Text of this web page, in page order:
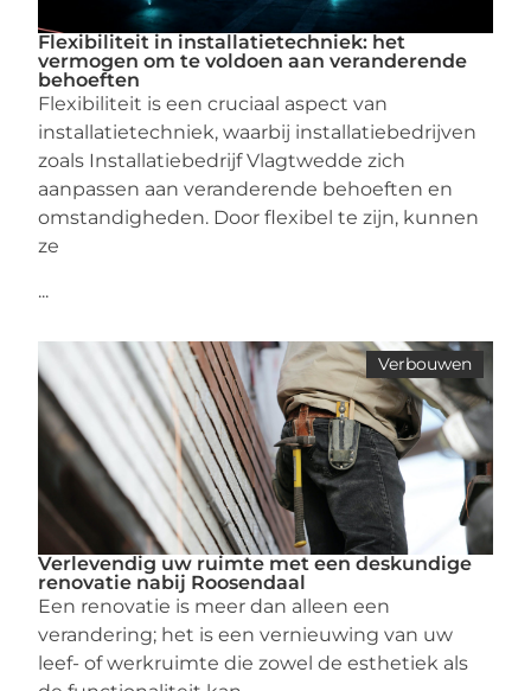
Flexibiliteit in installatietechniek: het
vermogen om te voldoen aan veranderende
behoeften
Flexibiliteit is een cruciaal aspect van
installatietechniek, waarbij installatiebedrijven
zoals Installatiebedrijf Vlagtwedde zich
aanpassen aan veranderende behoeften en
omstandigheden. Door flexibel te zijn, kunnen
ze
...
Verbouwen
Verlevendig uw ruimte met een deskundige
renovatie nabij Roosendaal
Een renovatie is meer dan alleen een
verandering; het is een vernieuwing van uw
leef- of werkruimte die zowel de esthetiek als